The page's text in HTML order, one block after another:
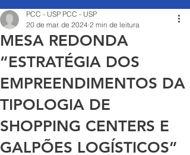
MESA REDONDA
“ESTRATÉGIA DOS
EMPREENDIMENTOS DA
TIPOLOGIA DE
SHOPPING CENTERS E
GALPÕES LOGÍSTICOS”
PCC - USP PCC - USP
20 de mar. de 2024 2 min de leitura